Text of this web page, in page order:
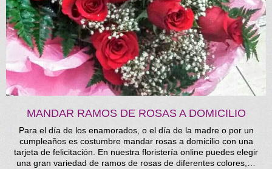
MANDAR RAMOS DE ROSAS A DOMICILIO
Para el día de los enamorados, o el día de la madre o por un
cumpleaños es costumbre mandar rosas a domicilio con una
tarjeta de felicitación. En nuestra floristería online puedes elegir
una gran variedad de ramos de rosas de diferentes colores,…